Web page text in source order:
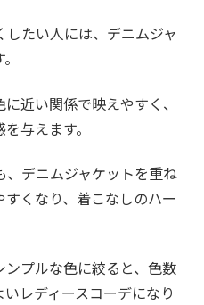
たい人には、デニムジャ
近い関係で映えやすく、
与えます。
デニムジャケットを重ね
くなり、着こなしのハー
プルな色に絞ると、色数
レディースコーデになり